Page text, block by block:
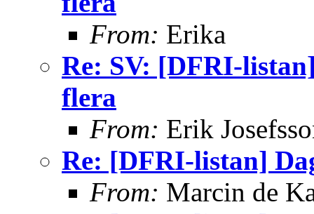
From: Erika
Re: SV: [DFRI-
flera
From: Erik
Re: [DFRI-listan]
From: Marcin de